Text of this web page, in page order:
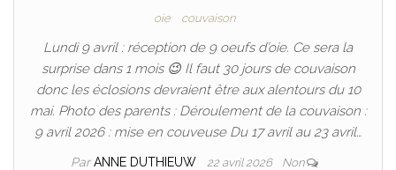
oie couvaison
Lundi 9 avril : réception de 9 oeufs d’oie. Ce sera la
surprise dans 1 mois 😉 Il faut 30 jours de couvaison
donc les éclosions devraient être aux alentours du 10
mai. Photo des parents : Déroulement de la couvaison :
9 avril 2026 : mise en couveuse Du 17 avril au 23 avril…
ParANNE DUTHIEUW 22 avril 2026 Non